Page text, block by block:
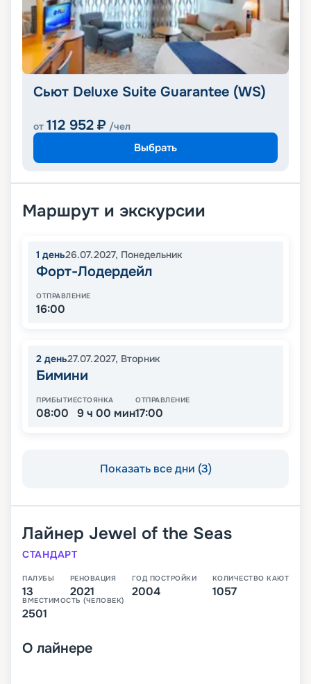
Сьют Deluxe Suite Guarantee (WS)
от 112 952 ₽ /чел
Выбрать
Маршрут и экскурсии
1 день26.07.2027, Понедельник
Форт-Лодердейл
ОТПРАВЛЕНИЕ
16:00
2 день27.07.2027, Вторник
Бимини
ПРИБЫТИЕ
08:00
СТОЯНКА
9 ч 00 мин
ОТПРАВЛЕНИЕ
17:00
Показать все дни (3)
Лайнер Jewel of the Seas
СТАНДАРТ
ПАЛУБЫ
13
РЕНОВАЦИЯ
2021
ГОД ПОСТРОЙКИ
2004
КОЛИЧЕСТВО КАЮТ
1057
ВМЕСТИМОСТЬ (ЧЕЛОВЕК)
2501
О лайнере